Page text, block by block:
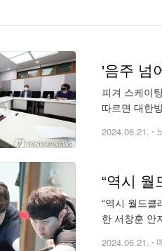
'음주 넘
피겨 스케이
따르면 대한
2024.06.21.
“역시 월
“역시 월드클
한 서창훈 안
2024.06.21.